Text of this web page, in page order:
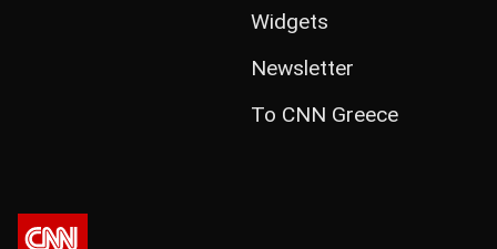
Widgets
Newsletter
Το CNN Greece